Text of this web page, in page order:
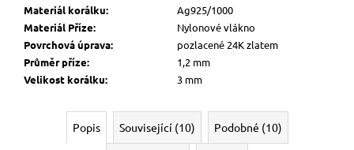
Materiál korálku:
Ag925/1000
Materiál Příze:
Nylonové vlákno
Povrchová úprava:
pozlacené 24K zlatem
Průměr příze:
1,2 mm
Velikost korálku: 3 mm
Popis Související (10) Podobné (10)